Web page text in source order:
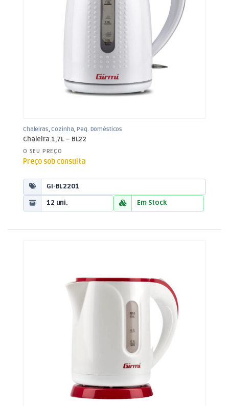
Chaleiras,Cozinha, Peq. Domésticos
Chaleira 1,7L – BL22
O SEU PREÇO
Preço sob consulta
GI-BL2201
12 uni.
Em Stock